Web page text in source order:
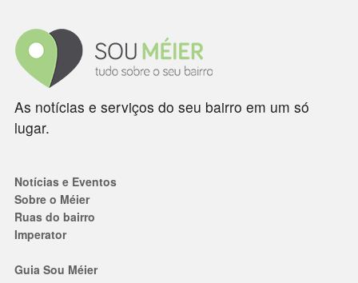
As notícias e serviços do seu bairro em um só
lugar.
Notícias e Eventos
Sobre o Méier
Ruas do bairro
Imperator
Guia Sou Méier